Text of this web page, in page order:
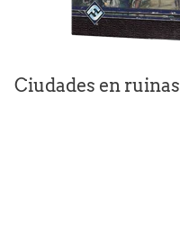
Ciudades en ruinas